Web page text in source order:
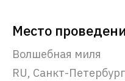
Место
Волшебная миля
RU, Санкт-